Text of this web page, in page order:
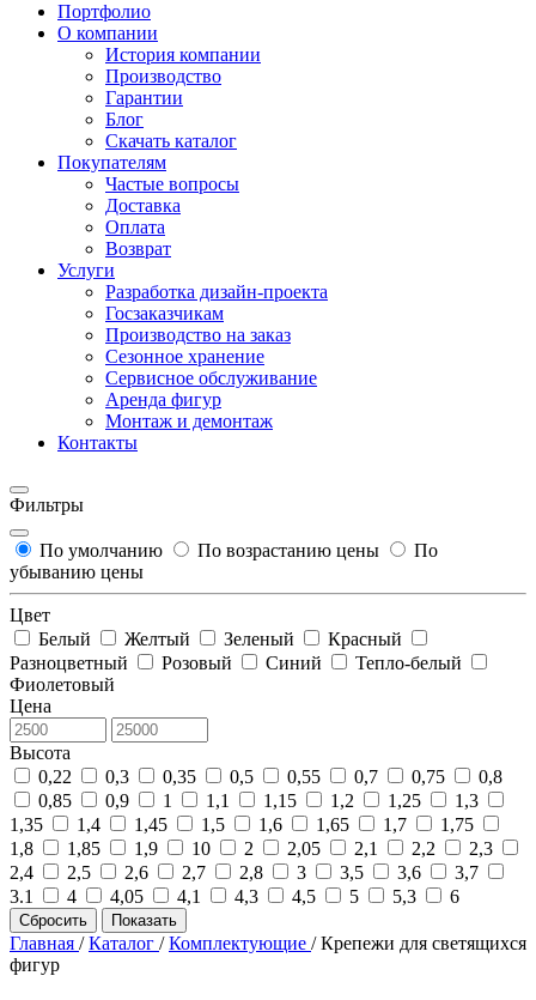
Портфолио
О компании
История компании
Производство
Гарантии
Блог
Скачать каталог
Покупателям
Частые вопросы
Доставка
Оплата
Возврат
Услуги
Разработка дизайн-проекта
Госзаказчикам
Производство на заказ
Сезонное хранение
Сервисное обслуживание
Аренда фигур
Монтаж и демонтаж
Контакты
Фильтры
По умолчанию По возрастанию цены
По
убыванию цены
Цвет
Белый
Желтый Зеленый
Красный
Разноцветный
Розовый Синий
Тепло-белый
Фиолетовый
Цена
Высота
0,22
0,3 0,35 0,5 0,55 0,7 0,75
0,8
0,85
0,9 1 1,1 1,15 1,2 1,25
1,3
1,35
1,4 1,45 1,5 1,6 1,65 1,7
1,75
1,8
1,85 1,9 10 2 2,05 2,1 2,2
2,3
2,4
2,5 2,6 2,7 2,8 3 3,5 3,6
3,7
3.1
4 4,05 4,1 4,3 4,5 5 5,3 6
Сбросить Показать
Главная /Каталог /Комплектующие /Крепежи для светящихся
фигур